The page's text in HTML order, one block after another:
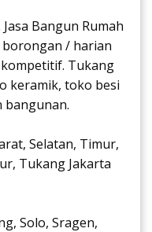
Bangun Rumah
borongan / harian
Tukang
keramik, toko besi
bangunan.
Selatan, Timur,
Tukang Jakarta
Solo, Sragen,